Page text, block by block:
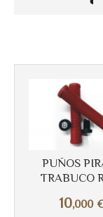
PUÑOS
TRABUCO
10,000
Más info